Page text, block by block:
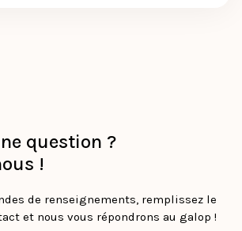
question ?
!
de renseignements, remplissez le
et nous vous répondrons au galop !